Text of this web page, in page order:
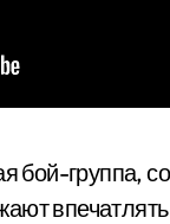
бой-группа,